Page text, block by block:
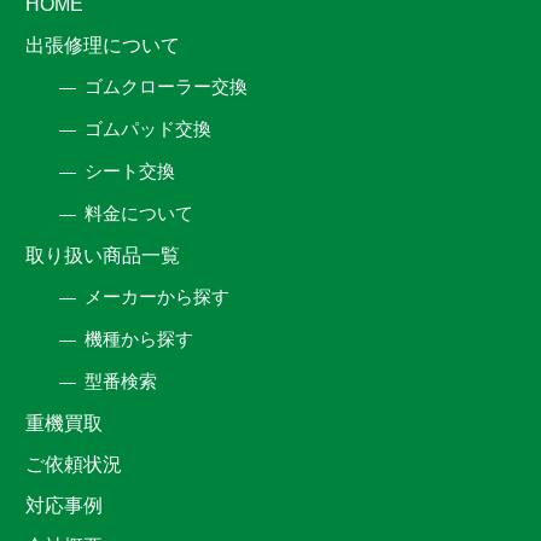
出張修理について
ゴムクローラー交換
ゴムパッド交換
シート交換
料金について
取り扱い商品一覧
メーカーから探す
機種から探す
型番検索
重機買取
ご依頼状況
対応事例